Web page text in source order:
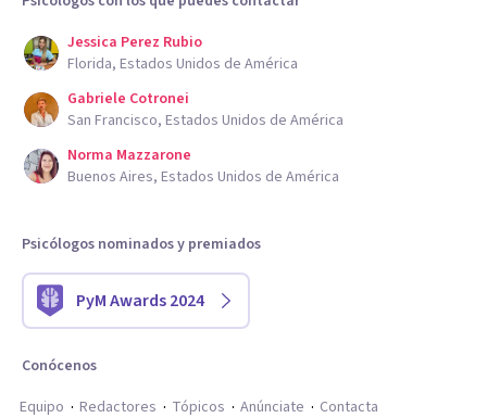
Jessica Perez Rubio
Florida, Estados Unidos de América
Gabriele Cotronei
San Francisco, Estados Unidos de América
Norma Mazzarone
Buenos Aires, Estados Unidos de América
Psicólogos nominados y premiados
PyM Awards 2024
Conócenos
Equipo
Redactores Tópicos Anúnciate Contacta